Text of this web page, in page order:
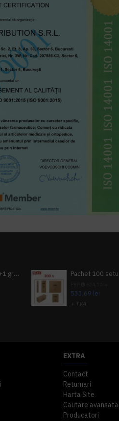
Pachet 10 halate, 9+1 gratuit
533,69 lei
+ TVA
EXTRA
Contact
Returnari
Harta Site
Cautare avansata
Producatori